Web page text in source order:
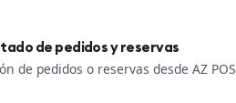
de pedidos y reservas
de pedidos o reservas desde AZ POS